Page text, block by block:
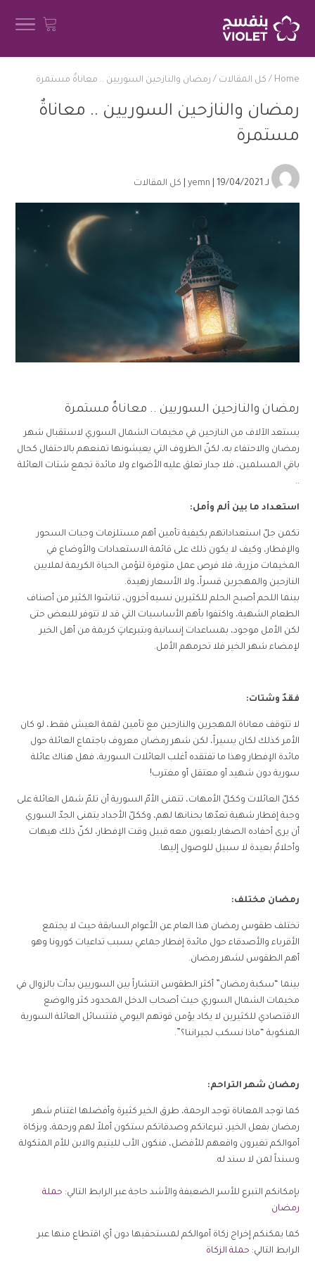
Home
/ كل المقالات / رمضان والنازحين السوريين .. معاناةٌ مستمرة
رمضان والنازحين السوريين .. معاناةٌ
مستمرة
لـ yemn | 19/04/2021 | كل المقالات
رمضان والنازحين السوريين .. معاناةٌ مستمرة
يستعد الآلاف من النازحين في مخيمات الشمال السوري لاستقبال شهر
رمضان والاحتفاء به، لكنّ الظروف التي يعيشونها تمنعهم بالاحتفال كحال
باقي المسلمين، فلا جدار تعلق عليه الأضواء ولا مائدة تجمع شتات العائلة
..
استعداد ما بين ألم وأمل:
تكمن جلّ استعداداتهم بكيفية تأمين أهم مستلزمات وجبات السحور
والإفطار، وكيف لا يكون ذلك على قائمة الاستعدادات والأوضاع في
المخيمات مزرية، فلا فرص عمل متوفرة لتؤمن الحياة الكريمة لملايين
النازحين والمهجرين قسراً، ولا الأسعار زهيدة.
بينما اللحم أصبح الحلم للكثيرين نسيه آخرون، تناسَوا الكثير من أصناف
الطعام الشهية، واكتفوا بأهم الأساسيات التي قد لا تتوفر للبعض حتى
لكن الأمل موجود، بمساعدات إنسانية وبتبرعاتٍ كريمة من أهل الخير
لإمضاء شهر الخير فلا تحرمهم الأمل.
فقدٌ وشتات:
لا تتوقف معاناة المهجرين والنازحين مع تأمين لقمة العيش فقط، لو كان
الأمر كذلك لكان يسيراً، لكن شهر رمضان معروف باجتماع العائلة حول
مائدة الإفطار وهذا ما تفتقده أغلب العائلات السورية، فهل هناك عائلة
سورية دون شهيد أو معتقل أو مغترب!
ككلّ العائلات وككلّ الأمهات، تتمنى الأمّ السورية أن تلمّ شمل العائلة على
وجبة إفطار شهية تعدّها بحنانها لهم، وككلّ الأجداد يتمنى الجدّ السوري
أن يرى أحفاده الصغار يلعبون معه قبيل وقت الإفطار، لكنّ ذلك هيهات
وأحلامٌ بعيدة لا سبيل للوصول إليها.
رمضان مختلف:
تختلف طقوس رمضان هذا العام عن الأعوام السابقة حيث لا يجتمع
الأقرباء والأصدقاء حول مائدة إفطار جماعي بسبب تداعيات كورونا وهو
أهم الطقوس لشهر رمضان.
بينما “سكبة رمضان” أكثر الطقوس انتشاراً بين السوريين بدأت بالزوال في
مخيمات الشمال السوري حيث أصحاب الدخل المحدود كثر والوضع
الاقتصادي للكثيرين لا يكاد يؤمن قوتهم اليومي فتتسائل العائلة السورية
المنكوبة “ماذا نسكب لجيراننا؟”.
رمضان شهر التراحم:
كما توجد المعاناة توجد الرحمة، طرق الخير كثيرة وأفضلها اغتنام شهر
رمضان بفعل الخير، تبرعاتكم وصدقاتكم ستكون أملاً لهم ورحمة، وبزكاة
أموالكم تغيرون واقعهم للأفضل، فنكون الأب لليتيم والابن للأم المثكولة
وسنداً لمن لا سند له.
بإمكانكم التبرع للأسر الضعيفة والأشد حاجة عبر الرابط التالي: حملة
رمضان
كما يمكنكم إخراج زكاة أموالكم لمستحقيها دون أي اقتطاع منها عبر
الرابط التالي: حملة الزكاة